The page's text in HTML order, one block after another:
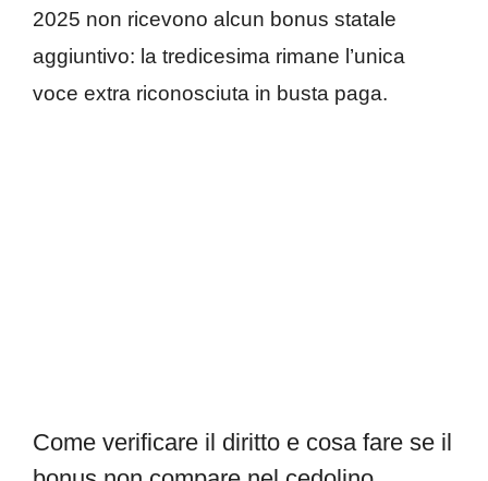
2025 non ricevono alcun bonus statale
aggiuntivo: la tredicesima rimane l’unica
voce extra riconosciuta in busta paga.
Come verificare il diritto e cosa fare se il